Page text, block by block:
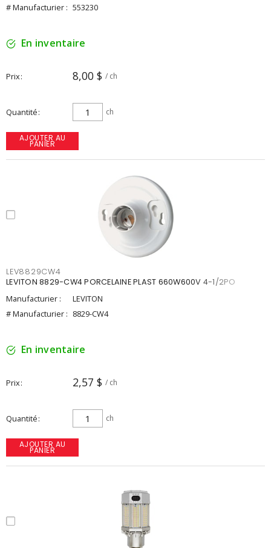
# Manufacturier : 553230
En inventaire
Prix 8,00 $ / ch
Quantité ch
AJOUTER AU
PANIER
LEV8829CW4
LEVITON 8829-CW4 PORCELAINE PLAST 660W600V 4-1/2PO
Manufacturier :
LEVITON
# Manufacturier : 8829-CW4
En inventaire
Prix 2,57 $ / ch
Quantité ch
AJOUTER AU
PANIER